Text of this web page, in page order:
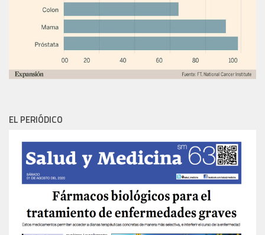
EL PERIÓDICO